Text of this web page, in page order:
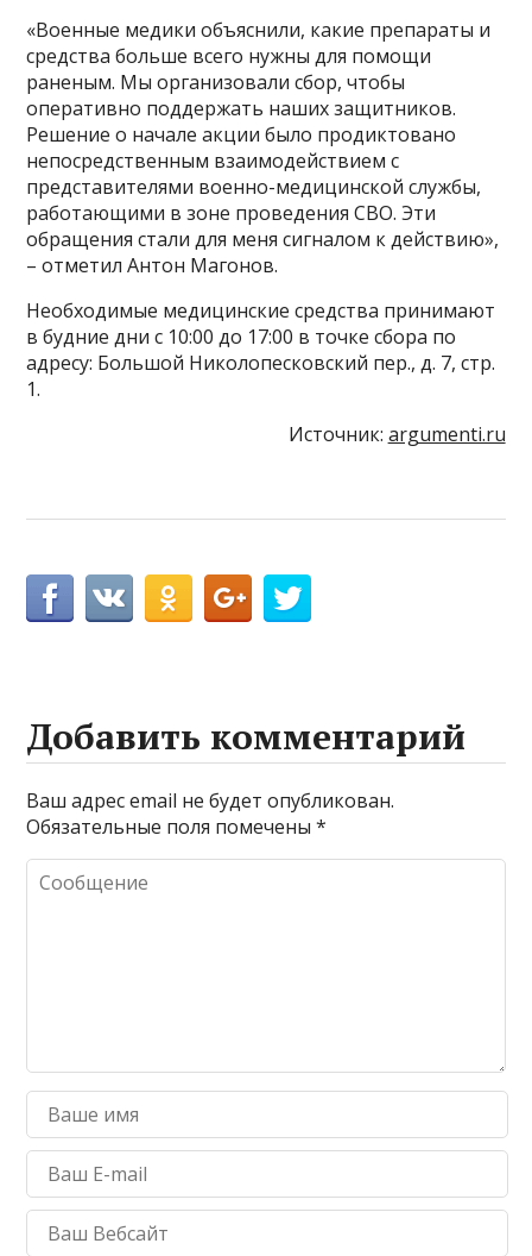
«Военные медики объяснили, какие препараты и
средства больше всего нужны для помощи
раненым. Мы организовали сбор, чтобы
оперативно поддержать наших защитников.
Решение о начале акции было продиктовано
непосредственным взаимодействием с
представителями военно-медицинской службы,
работающими в зоне проведения СВО. Эти
обращения стали для меня сигналом к действию»,
– отметил Антон Магонов.
Необходимые медицинские средства принимают
в будние дни с 10:00 до 17:00 в точке сбора по
адресу: Большой Николопесковский пер., д. 7, стр.
1.
Источник: argumenti.ru
Добавить комментарий
Ваш адрес email не будет опубликован.
Обязательные поля помечены*